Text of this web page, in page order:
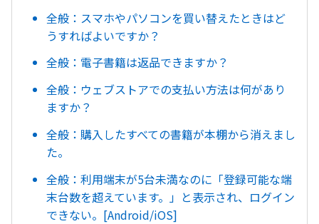
全般：スマホやパソコンを買い替えたときはど
うすればよいですか？
全般：電子書籍は返品できますか？
全般：ウェブストアでの支払い方法は何があり
ますか？
全般：購入したすべての書籍が本棚から消えまし
た。
全般：利用端末が5台未満なのに「登録可能な端
末台数を超えています。」と表示され、ログイン
できない。[Android/iOS]